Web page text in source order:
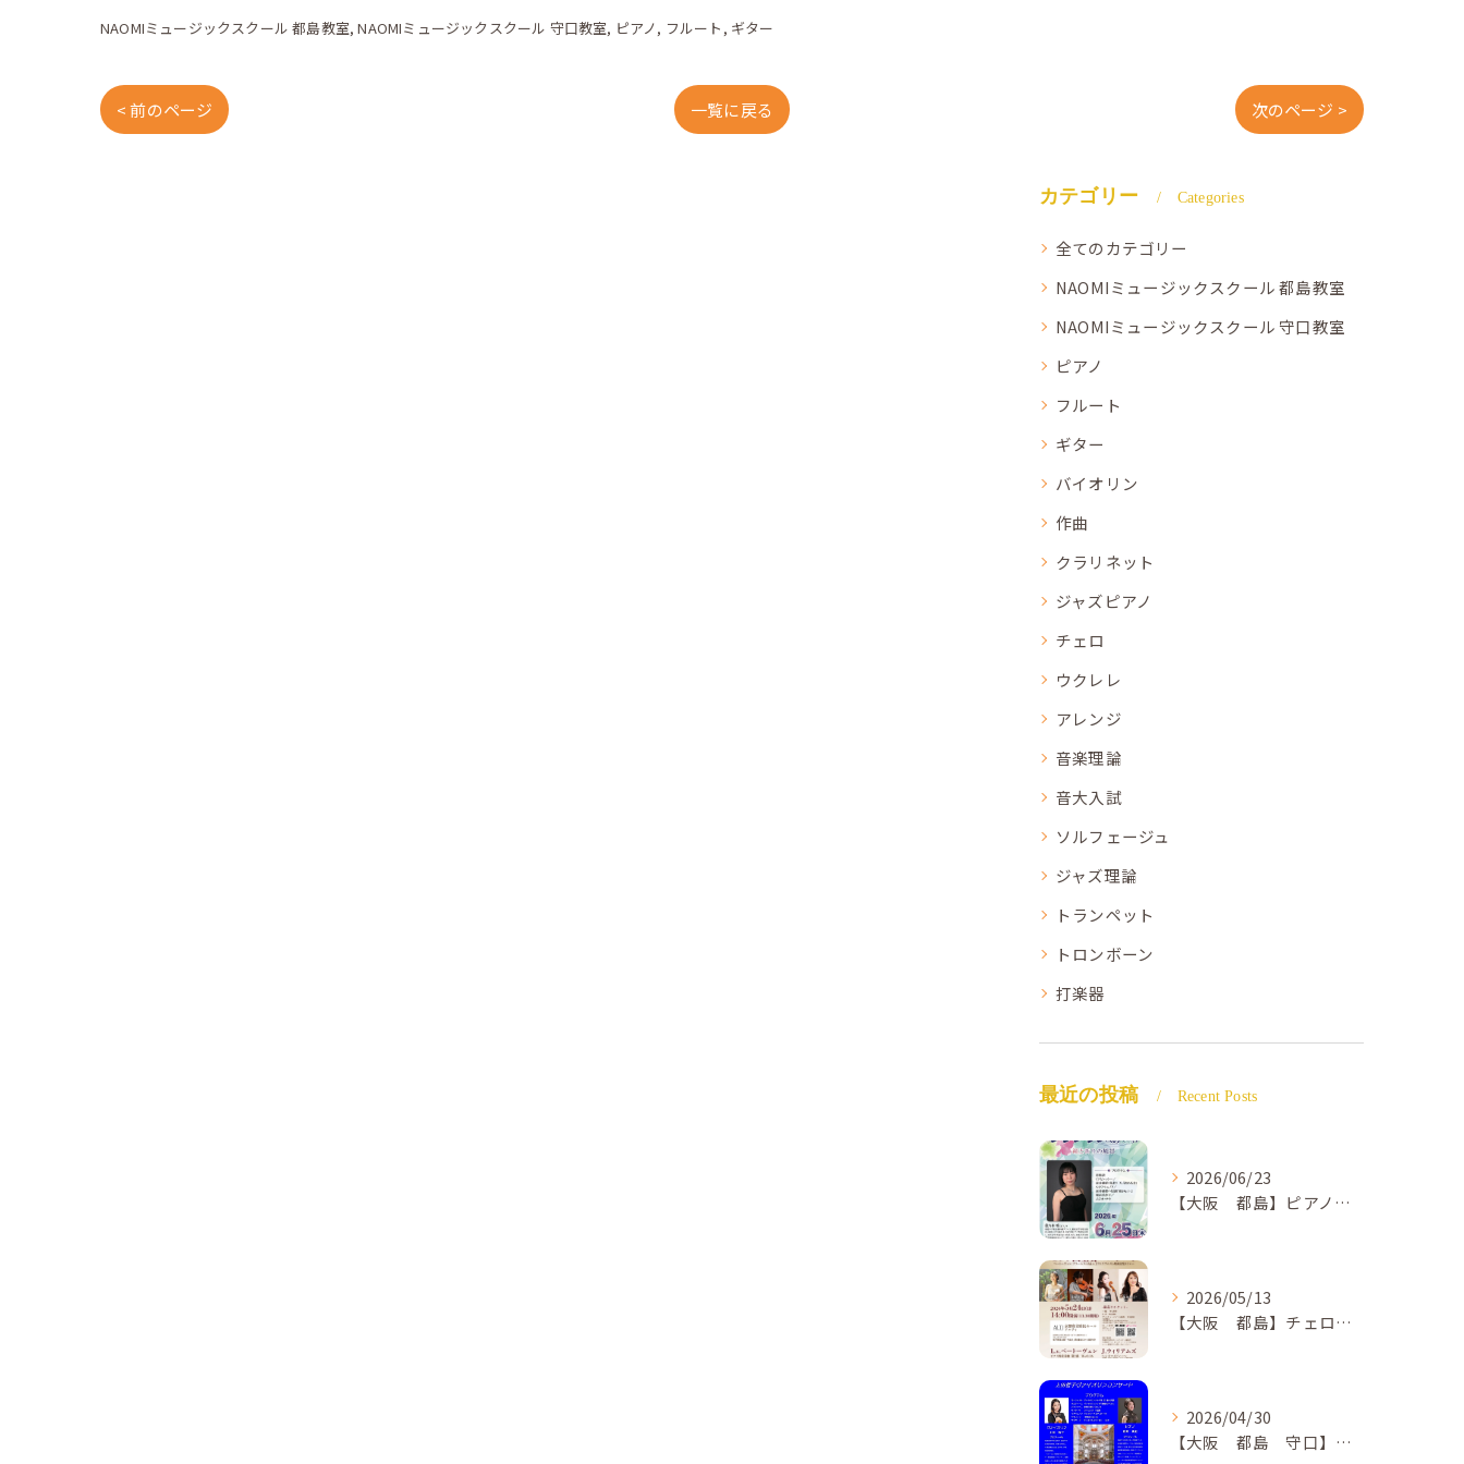
NAOMIミュージックスクール 都島教室 NAOMIミュージックスクール 守口教室 ピアノ フルート ギター
< 前のページ 一覧に戻る 次のページ >
カテゴリー Categories
全てのカテゴリー
NAOMIミュージックスクール 都島教室
NAOMIミュージックスクール 守口教室
ピアノ
フルート
ギター
バイオリン
作曲
クラリネット
ジャズピアノ
チェロ
ウクレレ
アレンジ
音楽理論
音大入試
ソルフェージュ
ジャズ理論
トランペット
トロンボーン
打楽器
最近の投稿 Recent Posts
2026/06/23
【大阪 都島】ピアノ教室ならNAOMIミュージックスクール ピアノ講師 佐々木唯先生のコンサートのご案内🎵
2026/05/13
【大阪 都島】チェロ教室 NAOMIミュージックスクール❣️チェリスト中島紗理先生のコンサートのご案内🎵
2026/04/30
【大阪 都島 守口】ヴァイオリン教室❣️NAOMIミュージックスクール🎵ヴァイオリン講師 上田哲子先生のコンサートのご案内❗️